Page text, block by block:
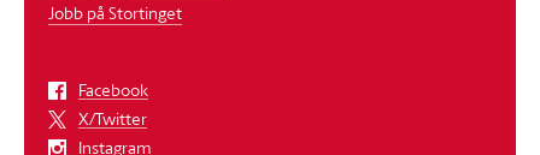
Jobb på Stortinget
Facebook
X/Twitter
Instagram